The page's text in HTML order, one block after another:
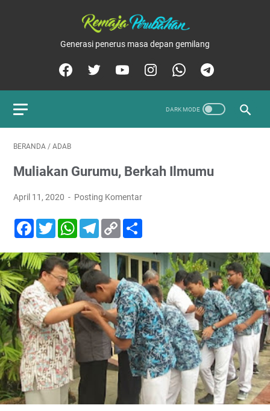
Generasi penerus masa depan gemilang
BERANDA / ADAB
Muliakan Gurumu, Berkah Ilmumu
April 11, 2020 Posting Komentar
F
a
e
b
o
o
k
T
w
t
t
e
r
W
t
s
A
p
p
T
e
g
r
a
m
C
y
L
n
k
r
e